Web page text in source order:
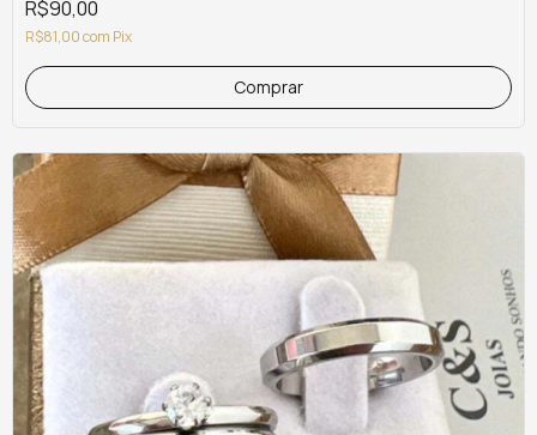
R$90,00
R$81,00com Pix